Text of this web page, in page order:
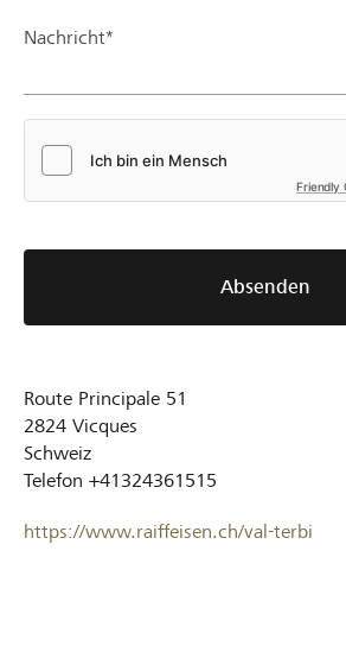
Nachricht*
Friendly
Absenden
Route Principale 51
2824 Vicques
Schweiz
Telefon +41324361515
https://www.raiffeisen.ch/val-terbi